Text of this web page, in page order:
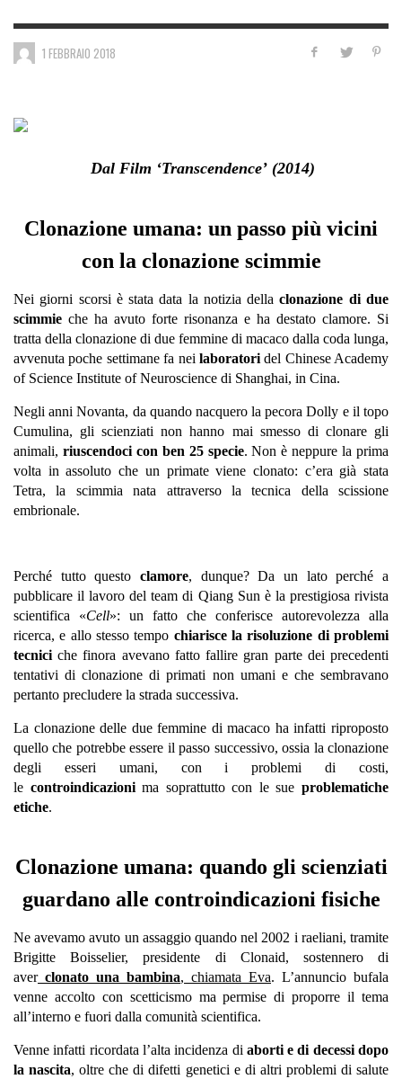
1 FEBBRAIO 2018
Dal Film ‘Transcendence’ (2014)
Clonazione umana: un passo più vicini
con la clonazione scimmie
Nei giorni scorsi è stata data la notizia dellaclonazione di due
scimmie che ha avuto forte risonanza e ha destato clamore. Si
tratta della clonazione di due femmine di macaco dalla coda lunga,
avvenuta poche settimane fa nei laboratoridel Chinese Academy
of Science Institute of Neuroscience di Shanghai, in Cina.
Negli anni Novanta, da quando nacquero la pecora Dolly e il topo
Cumulina, gli scienziati non hanno mai smesso di clonare gli
animali, riuscendoci con ben 25 specie. Non è neppure la prima
volta in assoluto che un primate viene clonato: c’era già stata
Tetra, la scimmia nata attraverso la tecnica della scissione
embrionale.
Perché tutto questo clamore, dunque? Da un lato perché a
pubblicare il lavoro del team di Qiang Sun è la prestigiosa rivista
scientifica «Cell»: un fatto che conferisce autorevolezza alla
ricerca, e allo stesso tempo chiarisce la risoluzione di problemi
tecnici che finora avevano fatto fallire gran parte dei precedenti
tentativi di clonazione di primati non umani e che sembravano
pertanto precludere la strada successiva.
La clonazione delle due femmine di macaco ha infatti riproposto
quello che potrebbe essere il passo successivo, ossia la clonazione
degli esseri umani, con i problemi di costi,
le controindicazionima soprattutto con le sueproblematiche
etiche.
Clonazione umana: quando gli scienziati
guardano alle controindicazioni fisiche
Ne avevamo avuto un assaggio quando nel 2002 i raeliani, tramite
Brigitte Boisselier, presidente di Clonaid, sostennero di
aver clonato una bambina, chiamata Eva. L’annuncio bufala
venne accolto con scetticismo ma permise di proporre il tema
all’interno e fuori dalla comunità scientifica.
Venne infatti ricordata l’alta incidenza di aborti e di decessi dopo
la nascita, oltre che di difetti genetici e di altri problemi di salute